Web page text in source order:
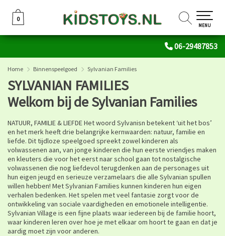
06-29487853
0
0
MENU
Home Binnenspeelgoed Sylvanian Families
SYLVANIAN FAMILIES
Welkom bij de Sylvanian Families
NATUUR, FAMILIE & LIEFDE Het woord Sylvanisn betekent ‘uit het bos’
en het merk heeft drie belangrijke kernwaarden: natuur, familie en
liefde. Dit tijdloze speelgoed spreekt zowel kinderen als
volwassenen aan, van jonge kinderen die hun eerste vriendjes maken
en kleuters die voor het eerst naar school gaan tot nostalgische
volwassenen die nog liefdevol terugdenken aan de personages uit
hun eigen jeugd en serieuze verzamelaars die alle Sylvanian spullen
willen hebben! Met Sylvanian Families kunnen kinderen hun eigen
verhalen bedenken. Het spelen met veel fantasie zorgt voor de
ontwikkeling van sociale vaardigheden en emotionele intelligentie.
Sylvanian Village is een fijne plaats waar iedereen bij de familie hoort,
waar kinderen leren over hoe je met elkaar om hoort te gaan en dat je
aardig moet zijn voor anderen.